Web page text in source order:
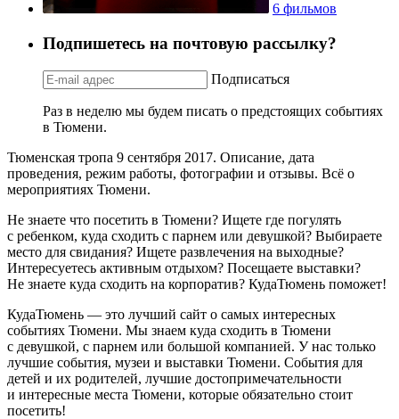
6 фильмов
Подпишетесь на почтовую рассылку?
Подписаться
Раз в неделю мы будем писать о предстоящих событиях
в Тюмени.
Тюменская тропа 9 сентября 2017. Описание, дата
проведения, режим работы, фотографии и отзывы. Всё о
мероприятиях Тюмени.
Не знаете что посетить в Тюмени? Ищете где погулять
с ребенком, куда сходить с парнем или девушкой? Выбираете
место для свидания? Ищете развлечения на выходные?
Интересуетесь активным отдыхом? Посещаете выставки?
Не знаете куда сходить на корпоратив? КудаТюмень поможет!
КудаТюмень — это лучший сайт о самых интересных
событиях Тюмени. Мы знаем куда сходить в Тюмени
с девушкой, с парнем или большой компанией. У нас только
лучшие события, музеи и выставки Тюмени. События для
детей и их родителей, лучшие достопримечательности
и интересные места Тюмени, которые обязательно стоит
посетить!